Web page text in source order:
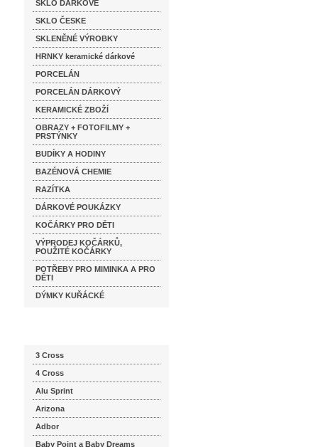
SKLO DÁRKOVÉ
SKLO ČESKE
SKLENĚNÉ VÝROBKY
HRNKY keramické dárkové
PORCELÁN
PORCELÁN DÁRKOVÝ
KERAMICKÉ ZBOŽÍ
OBRAZY + FOTOFILMY +
PRSTÝNKY
BUDÍKY A HODINY
BAZÉNOVÁ CHEMIE
RAZÍTKA
DÁRKOVÉ POUKÁZKY
KOČÁRKY PRO DĚTI
VÝPRODEJ KOČÁRKŮ,
POUŽITÉ KOČÁRKY
POTŘEBY PRO MIMINKA A PRO
DĚTI
DÝMKY KUŘÁCKÉ
3 Cross
4 Cross
Alu Sprint
Arizona
Adbor
Baby Point a Baby Dreams